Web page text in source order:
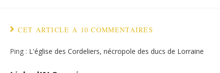
CET ARTICLE A 10 COMMENTAIRES
Ping : L'église des Cordeliers, nécropole des ducs de Lorraine